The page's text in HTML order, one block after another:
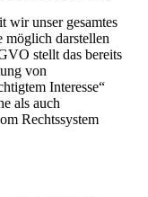
wir unser gesamtes
möglich darstellen
stellt das bereits
von
Interesse“
als auch
Rechtssystem